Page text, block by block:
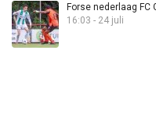
Forse nederlaag FC
16:03 - 24 juli